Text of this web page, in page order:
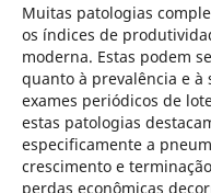
Muitas patologias
os índices de
moderna. Estas podem
quanto à prevalência e à
exames periódicos de
estas patologias
especificamente a
crescimento e
perdas econômicas